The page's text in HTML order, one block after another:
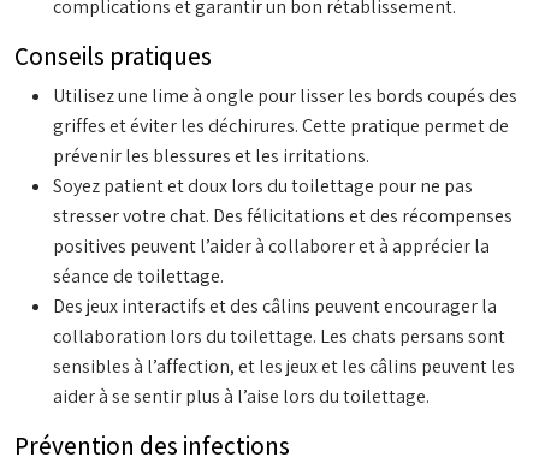
complications et garantir un bon rétablissement.
Conseils pratiques
Utilisez une lime à ongle pour lisser les bords coupés des
griffes et éviter les déchirures. Cette pratique permet de
prévenir les blessures et les irritations.
Soyez patient et doux lors du toilettage pour ne pas
stresser votre chat. Des félicitations et des récompenses
positives peuvent l’aider à collaborer et à apprécier la
séance de toilettage.
Des jeux interactifs et des câlins peuvent encourager la
collaboration lors du toilettage. Les chats persans sont
sensibles à l’affection, et les jeux et les câlins peuvent les
aider à se sentir plus à l’aise lors du toilettage.
Prévention des infections